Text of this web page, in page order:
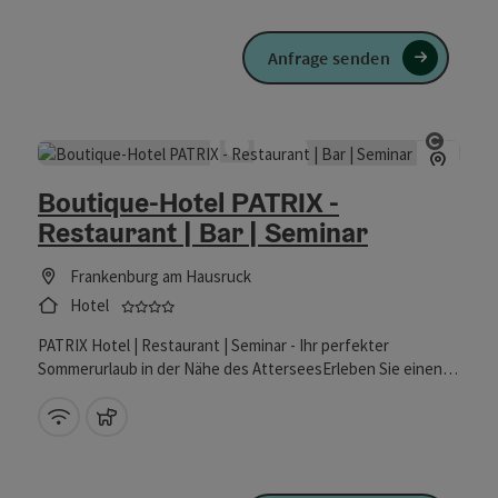
Anfrage senden
Boutique-Hotel PATRIX -
Restaurant | Bar | Seminar
Frankenburg am Hausruck
Hotel
4 Sterne - geprüfter und ausgezeichneter
PATRIX Hotel | Restaurant | Seminar - Ihr perfekter
Sommerurlaub in der Nähe des AtterseesErleben Sie einen
Fahrt vom malerischen Attersee entfernt.Unser Hotel ist der
W-Lan (kostenlos)